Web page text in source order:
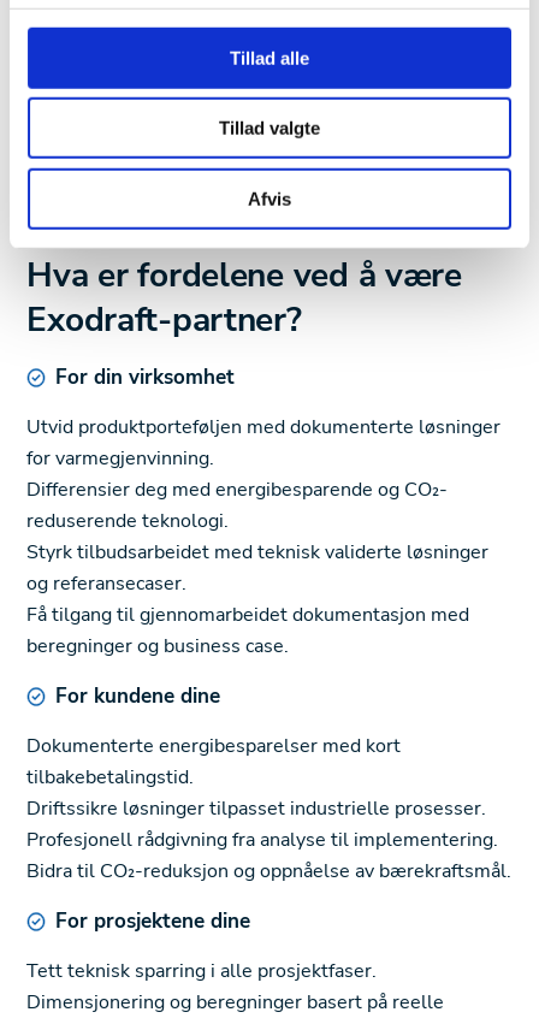
Tillad alle
Tillad valgte
Afvis
STYRKET FORRETNING
Hva er fordelene ved å være
Exodraft-partner?
For din virksomhet
Utvid produktporteføljen med dokumenterte løsninger
for varmegjenvinning.
Differensier deg med energibesparende og CO₂-
reduserende teknologi.
Styrk tilbudsarbeidet med teknisk validerte løsninger
og referansecaser.
Få tilgang til gjennomarbeidet dokumentasjon med
beregninger og business case.
For kundene dine
Dokumenterte energibesparelser med kort
tilbakebetalingstid.
Driftssikre løsninger tilpasset industrielle prosesser.
Profesjonell rådgivning fra analyse til implementering.
Bidra til CO₂-reduksjon og oppnåelse av bærekraftsmål.
For prosjektene dine
Tett teknisk sparring i alle prosjektfaser.
Dimensjonering og beregninger basert på reelle